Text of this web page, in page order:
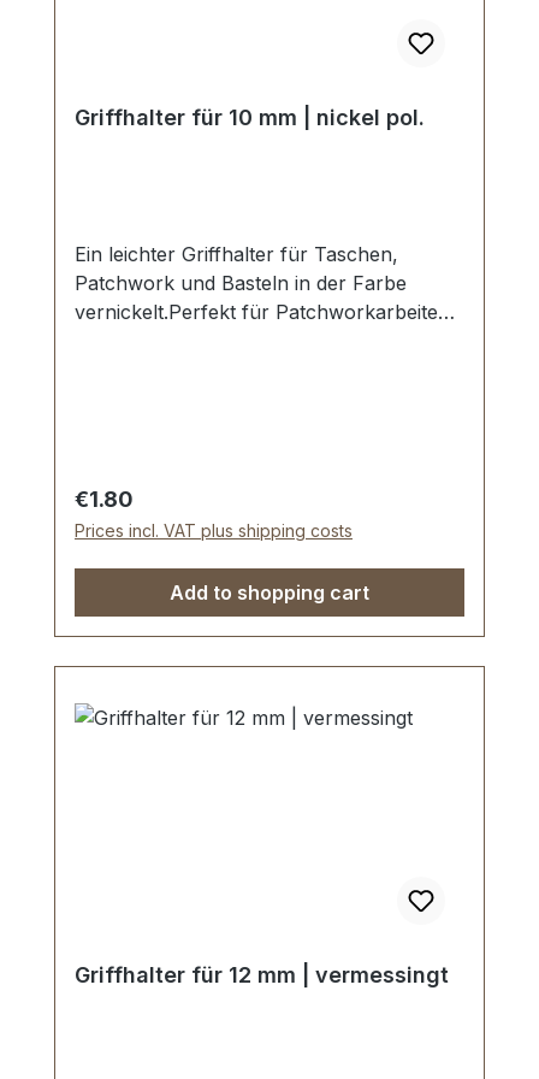
Griffhalter für 10 mm | nickel pol.
Ein leichter Griffhalter für Taschen,
Patchwork und Basteln in der Farbe
vernickelt.Perfekt für Patchworkarbeiten
Klemmen. Einfache und dauerhafte
Befestigung.Lieferumfang:1 Stück
Griffhalter
Regular price:
€1.80
Prices incl. VAT plus shipping costs
Add to shopping cart
Griffhalter für 12 mm | vermessingt